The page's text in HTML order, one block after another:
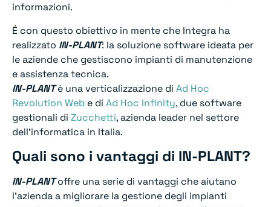
informazioni.
É con questo obiettivo in mente che Integra ha
realizzato IN-PLANT: la soluzione software ideata per
le aziende che gestiscono impianti di manutenzione
e assistenza tecnica.
IN-PLANTè una verticalizzazione di Ad Hoc
Revolution Web e di Ad Hoc Infinity, due software
gestionali di Zucchetti, azienda leader nel settore
dell’informatica in Italia.
Quali sono i vantaggi di IN-PLANT?
IN-PLANToffre una serie di vantaggi che aiutano
l’azienda a migliorare la gestione degli impianti